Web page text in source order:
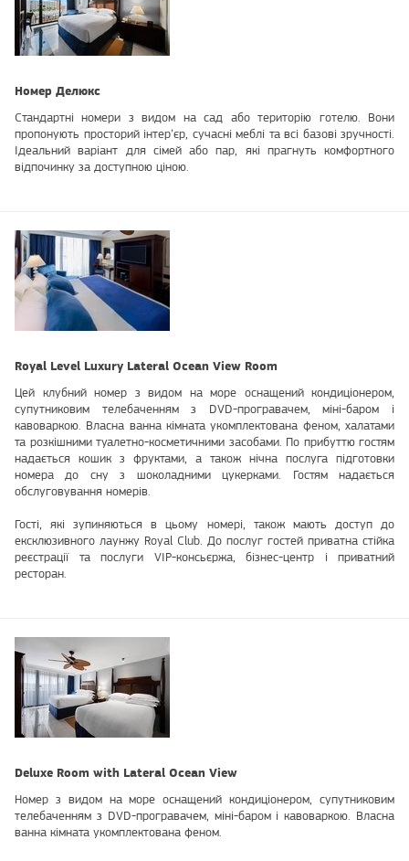
Номер Делюкс
Стандартні номери з видом на сад або територію готелю. Вони
пропонують просторий інтер’єр, сучасні меблі та всі базові зручності.
Ідеальний варіант для сімей або пар, які прагнуть комфортного
відпочинку за доступною ціною.
Royal Level Luxury Lateral Ocean View Room
Цей клубний номер з видом на море оснащений кондиціонером,
супутниковим телебаченням з DVD-програвачем, міні-баром і
кавоваркою. Власна ванна кімната укомплектована феном, халатами
та розкішними туалетно-косметичними засобами. По прибуттю гостям
надається кошик з фруктами, а також нічна послуга підготовки
номера до сну з шоколадними цукерками. Гостям надається
обслуговування номерів.
Гості, які зупиняються в цьому номері, також мають доступ до
ексклюзивного лаунжу Royal Club. До послуг гостей приватна стійка
реєстрації та послуги VIP-консьєржа, бізнес-центр і приватний
ресторан.
Deluxe Room with Lateral Ocean View
Номер з видом на море оснащений кондиціонером, супутниковим
телебаченням з DVD-програвачем, міні-баром і кавоваркою. Власна
ванна кімната укомплектована феном.